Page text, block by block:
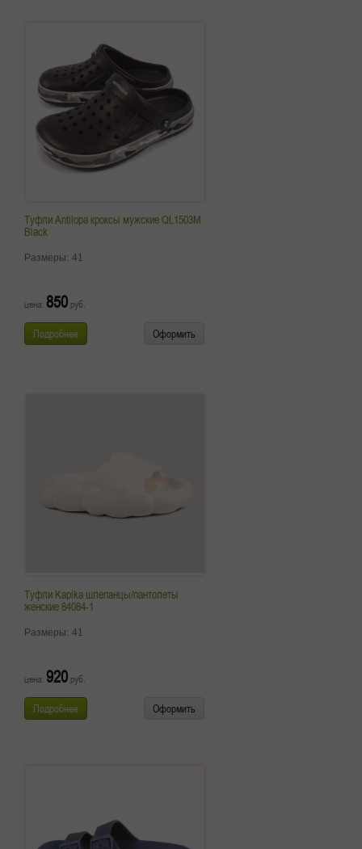
Туфли Antilopa кроксы мужские QL1503M
Black
Размеры: 41
цена: 850 руб.
Подробнее Оформить
Туфли Kapika шлепанцы/пантолеты
женские 84084-1
Размеры: 41
цена: 920 руб.
Подробнее Оформить